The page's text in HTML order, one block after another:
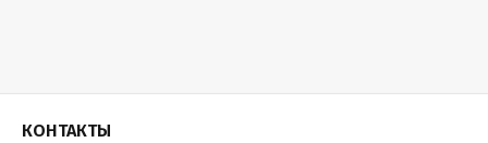
КОНТАКТЫ